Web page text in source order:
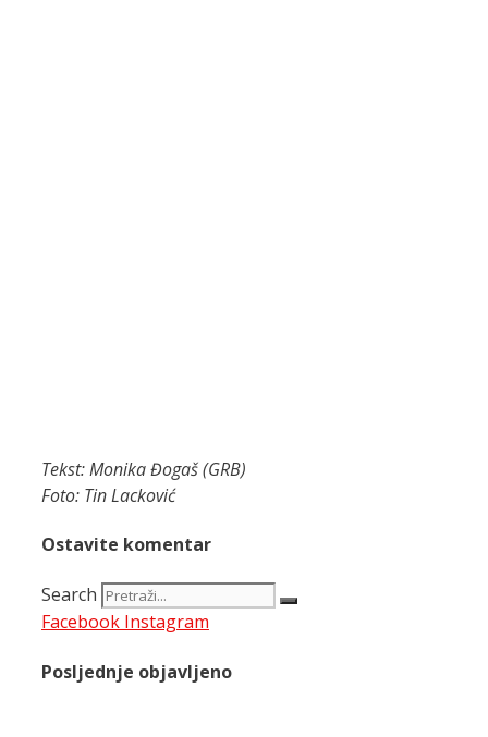
Tekst: Monika Đogaš (GRB)
Foto: Tin Lacković
Ostavite komentar
Search
Facebook Instagram
Posljednje objavljeno